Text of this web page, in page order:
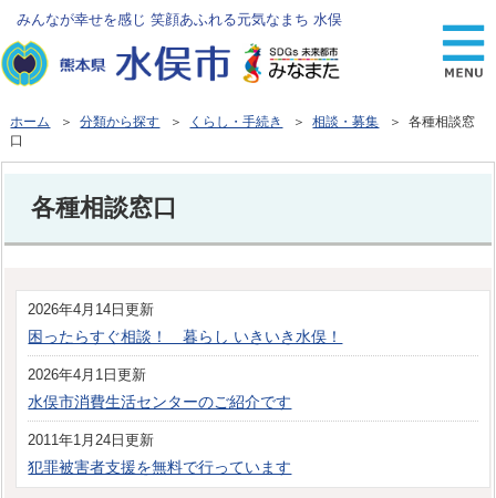
みんなが幸せを感じ 笑顔あふれる元気なまち 水俣
ホーム ＞分類から探す ＞ くらし・手続き ＞相談・募集 ＞ 各種相談窓
口
各種相談窓口
2026年4月14日更新
困ったらすぐ相談！ 暮らし いきいき水俣！
2026年4月1日更新
水俣市消費生活センターのご紹介です
2011年1月24日更新
犯罪被害者支援を無料で行っています